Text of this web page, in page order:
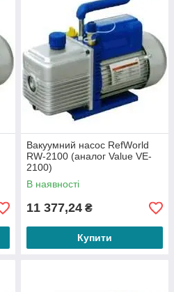
Вакуумний насос RefWorld
RW-2100 (аналог Value VE-
2100)
В наявності
11 377,24 ₴
Купити